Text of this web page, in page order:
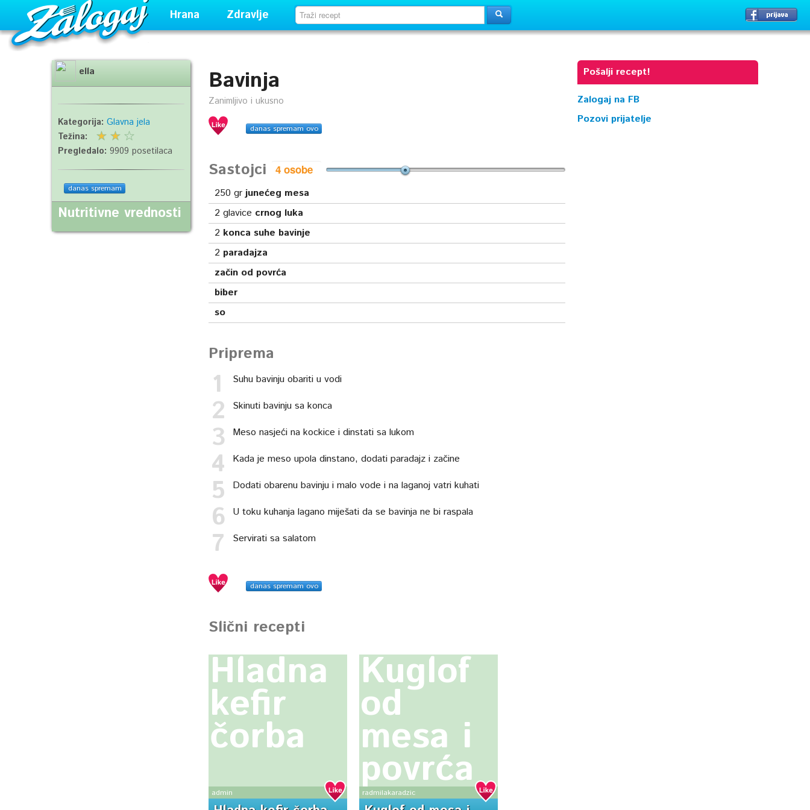
Hrana Zdravlje
Bavinja
Zanimljivo i ukusno
danas spremam ovo
Sastojci
250 gr junećeg mesa
2 glavice crnog luka
2 konca suhe bavinje
2 paradajza
začin od povrća
biber
so
Priprema
Suhu bavinju obariti u vodi
Skinuti bavinju sa konca
Meso nasjeći na kockice i dinstati sa lukom
Kada je meso upola dinstano, dodati paradajz i začine
Dodati obarenu bavinju i malo vode i na laganoj vatri kuhati
U toku kuhanja lagano miješati da se bavinja ne bi raspala
Servirati sa salatom
danas spremam ovo
Slični recepti
Hladna
kefir
čorba
admin
Kuglof
od
mesa i
povrća
radmilakaradzic
ella
Kategorija: Glavna jela
Težina:
Pregledalo: 9909 posetilaca
danas spremam
Nutritivne vrednosti
Pošalji recept!
Zalogaj na FB
Pozovi prijatelje